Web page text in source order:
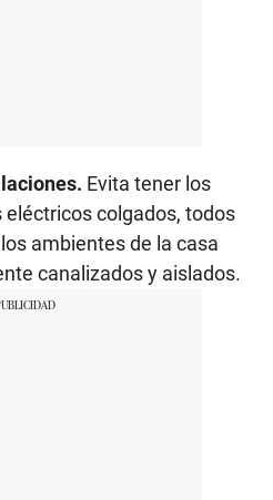
Evita tener los
colgados, todos
ambientes de la casa
canalizados y aislados.